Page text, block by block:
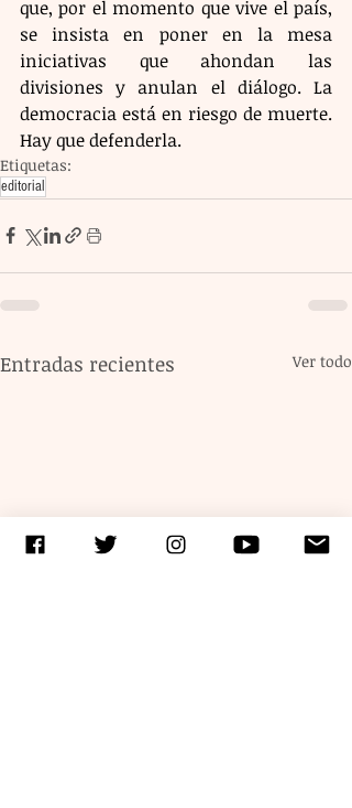
que, por el momento que vive el país,
se insista en poner en la mesa
iniciativas que ahondan las
divisiones y anulan el diálogo. La
democracia está en riesgo de muerte.
Hay que defenderla.
Etiquetas:
editorial
Entradas recientes Ver todo